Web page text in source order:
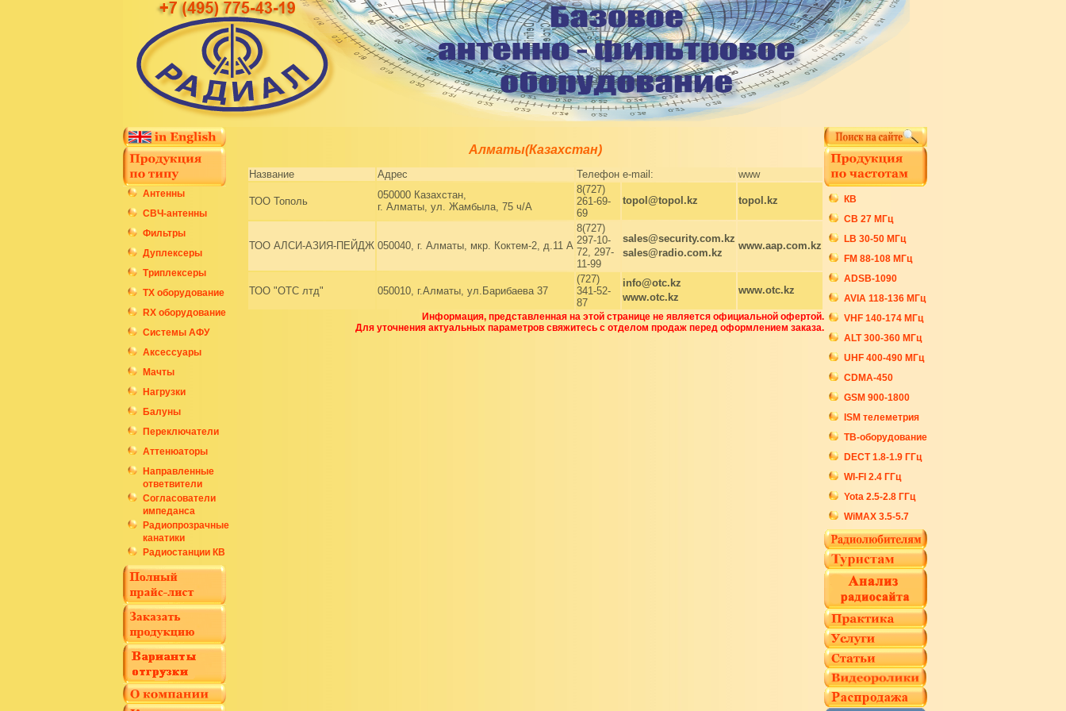
Антенны
СВЧ-антенны
Фильтры
Дуплексеры
Триплексеры
ТХ оборудование
RX оборудование
Системы АФУ
Аксессуары
Мачты
Нагрузки
Балуны
Переключатели
Аттенюаторы
Направленные
ответвители
Согласователи
импеданса
Радиопрозрачные
канатики
Радиостанции КВ
Алматы(Казахстан)
Название Адрес Телефон e-mail: www
ТОО Тополь
050000 Казахстан,
г. Алматы, ул. Жамбыла, 75 ч/А
8(727)
261-69-
69
topol@topol.kz topol.kz
ТОО АЛСИ-АЗИЯ-ПЕЙДЖ 050040, г. Алматы, мкр. Коктем-2, д.11 А
8(727)
297-10-
72, 297-
11-99
sales@security.com.kz
sales@radio.com.kz
www.aap.com.kz
ТОО "ОТС лтд" 050010, г.Алматы, ул.Барибаева 37
(727)
341-52-
87
info@otc.kz
www.otc.kz
www.otc.kz
Информация, представленная на этой странице не является официальной офертой.
Для уточнения актуальных параметров свяжитесь с отделом продаж перед оформлением заказа.
КВ
СB 27 МГц
LB 30-50 МГц
FM 88-108 МГц
ADSB-1090
AVIA 118-136 МГц
VHF 140-174 МГц
ALT 300-360 МГц
UHF 400-490 МГц
CDMA-450
GSM 900-1800
ISM телеметрия
ТВ-оборудование
DECT 1.8-1.9 ГГц
WI-FI 2.4 ГГц
Yota 2.5-2.8 ГГц
WiMAX 3.5-5.7